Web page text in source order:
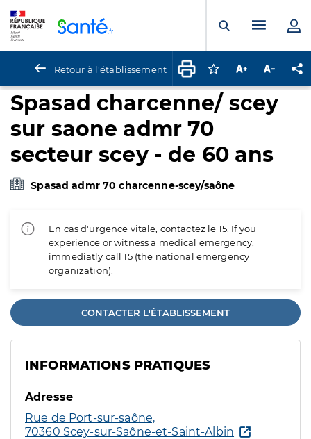
Ouvrir laMenu
Retour à l'établissement Connectez-vous
Augmenter la
Spasad charcenne/ scey
sur saone admr 70
secteur scey - de 60 ans
Spasad admr 70 charcenne-scey/saône
En cas d'urgence vitale, contactez le 15. If you
experience or witness a medical emergency,
immediatly call 15 (the national emergency
organization).
CONTACTER L'ÉTABLISSEMENT
INFORMATIONS PRATIQUES
Adresse
Rue de Port-sur-saône,
70360 Scey-sur-Saône-et-Saint-Albin